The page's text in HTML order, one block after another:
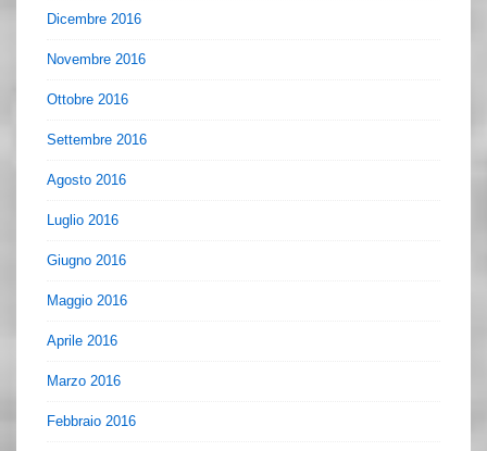
Dicembre 2016
Novembre 2016
Ottobre 2016
Settembre 2016
Agosto 2016
Luglio 2016
Giugno 2016
Maggio 2016
Aprile 2016
Marzo 2016
Febbraio 2016